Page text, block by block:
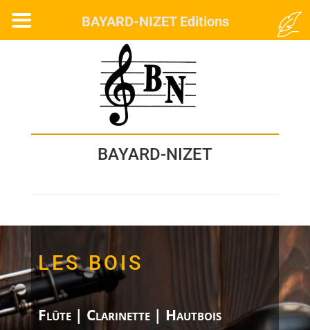
BAYARD-NIZET
LES BOIS
Flûte | Clarinette | Hautbois
BAYARD-NIZET Editions